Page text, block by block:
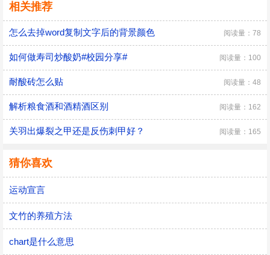
相关推荐
怎么去掉word复制文字后的背景颜色 阅读量：78
如何做寿司炒酸奶#校园分享# 阅读量：100
耐酸砖怎么贴 阅读量：48
解析粮食酒和酒精酒区别 阅读量：162
关羽出爆裂之甲还是反伤刺甲好？ 阅读量：165
猜你喜欢
运动宣言
文竹的养殖方法
chart是什么意思